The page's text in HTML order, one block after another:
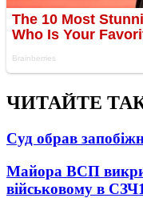
ЧИТАЙТЕ
Суд обрав
Майора ВСП
військовому в СЗЧ